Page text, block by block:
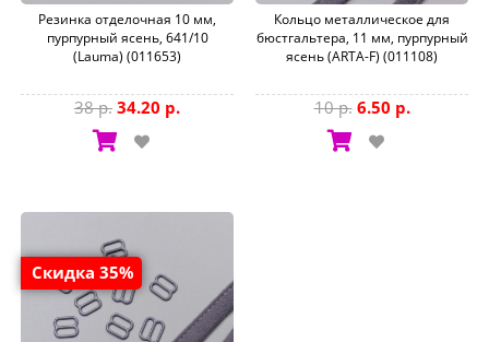
Резинка отделочная 10 мм,
пурпурный ясень, 641/10
(Lauma) (011653)
38 р. 34.20 р.
Кольцо металлическое для
бюстгальтера, 11 мм, пурпурный
ясень (ARTA-F) (011108)
10 р. 6.50 р.
Скидка 35%